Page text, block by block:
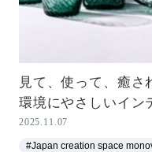
見て、使って、癒さ
環境にやさしいイン
2025.11.07
#Japan creation space